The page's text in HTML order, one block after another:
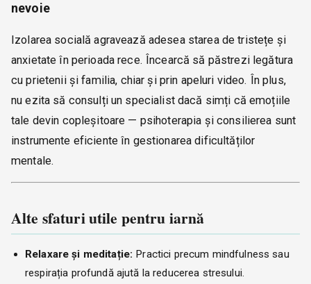
nevoie
Izolarea socială agravează adesea starea de tristețe și
anxietate în perioada rece. Încearcă să păstrezi legătura
cu prietenii și familia, chiar și prin apeluri video. În plus,
nu ezita să consulți un specialist dacă simți că emoțiile
tale devin copleșitoare — psihoterapia și consilierea sunt
instrumente eficiente în gestionarea dificultăților
mentale.
Alte sfaturi utile pentru iarnă
Relaxare și meditație: Practici precum mindfulness sau
respirația profundă ajută la reducerea stresului.